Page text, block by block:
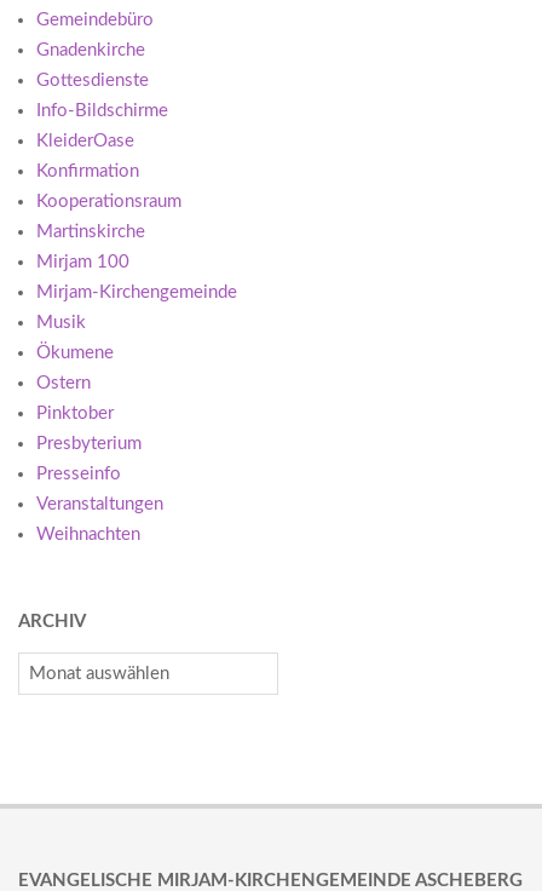
Gemeindebüro
Gnadenkirche
Gottesdienste
Info-Bildschirme
KleiderOase
Konfirmation
Kooperationsraum
Martinskirche
Mirjam 100
Mirjam-Kirchengemeinde
Musik
Ökumene
Ostern
Pinktober
Presbyterium
Presseinfo
Veranstaltungen
Weihnachten
ARCHIV
Archiv
EVANGELISCHE MIRJAM-KIRCHENGEMEINDE ASCHEBERG